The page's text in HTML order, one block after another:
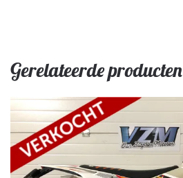
Gerelateerde producten